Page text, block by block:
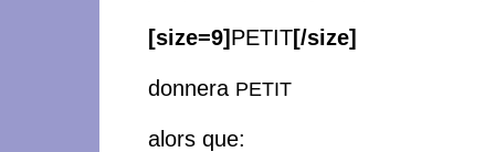
[size=9] PETIT[/size]
donnera PETIT
alors que: